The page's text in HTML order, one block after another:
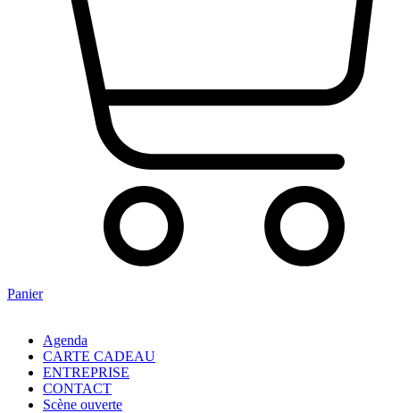
Panier
Agenda
CARTE CADEAU
ENTREPRISE
CONTACT
Scène ouverte